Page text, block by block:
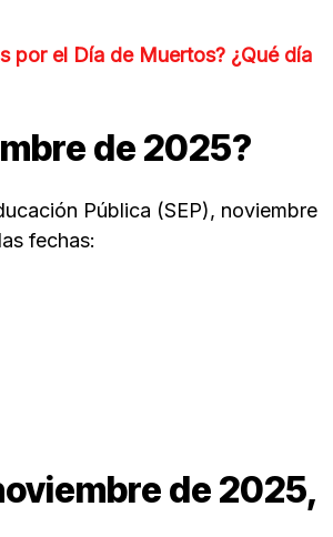
por el Día de Muertos? ¿Qué día
de 2025?
Pública (SEP), noviembre
fechas:
de 2025,